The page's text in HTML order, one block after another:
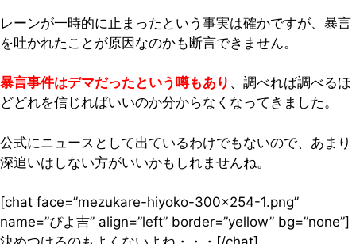
レーンが一時的に止まったという事実は確かですが、暴言
を吐かれたことが原因なのかも断言できません。
暴言事件はデマだったという噂もあり 、調べれば調べるほ
どどれを信じればいいのか分からなくなってきました。
公式にニュースとして出ているわけでもないので、あまり
深追いはしない方がいいかもしれませんね。
[chat face=”mezukare-hiyoko-300×254-1.png”
name=”ぴよ吉” align=”left” border=”yellow” bg=”none”]